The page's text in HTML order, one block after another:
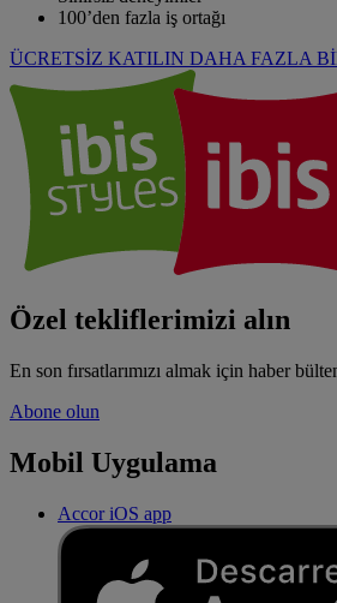
100’den fazla iş ortağı
ÜCRETSİZ KATILIN DAHA FAZLA
Özel tekliflerimizi alın
En son fırsatlarımızı almak için haber
Abone olun
Mobil Uygulama
Accor iOS app